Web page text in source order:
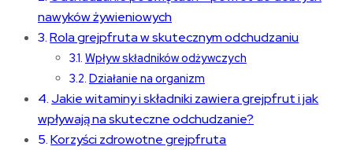
nawyków żywieniowych
Rola grejpfruta w skutecznym odchudzaniu
Wpływ składników odżywczych
Działanie na organizm
Jakie witaminy i składniki zawiera grejpfrut i jak
wpływają na skuteczne odchudzanie?
Korzyści zdrowotne grejpfruta